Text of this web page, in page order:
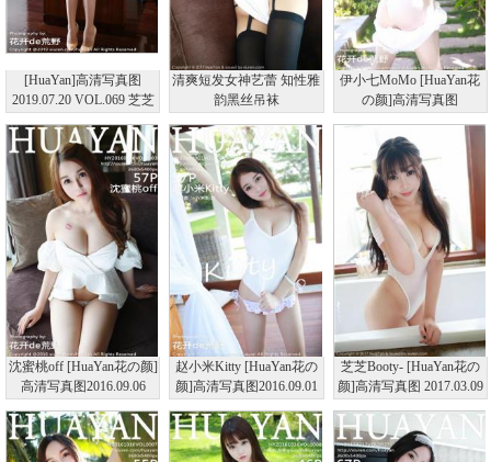
[HuaYan]高清写真图
2019.07.20 VOL.069 芝芝
清爽短发女神艺蕾 知性雅
韵黑丝吊袜
伊小七MoMo [HuaYan花
の颜]高清写真图
沈蜜桃off [HuaYan花の颜]
高清写真图2016.09.06
赵小米Kitty [HuaYan花の
颜]高清写真图2016.09.01
芝芝Booty- [HuaYan花の
颜]高清写真图 2017.03.09